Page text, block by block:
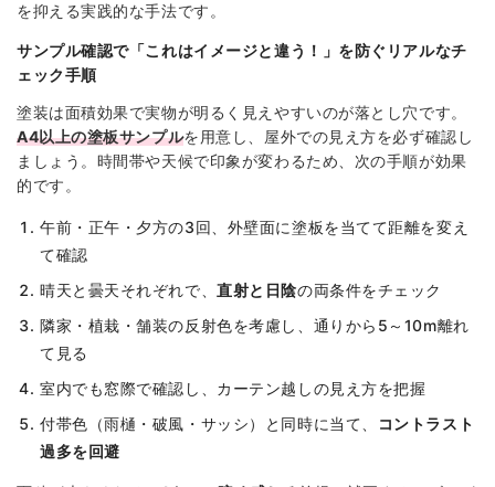
を抑える実践的な手法です。
サンプル確認で「これはイメージと違う！」を防ぐリアルなチ
ェック手順
塗装は面積効果で実物が明るく見えやすいのが落とし穴です。
A4以上の塗板サンプルを用意し、屋外での見え方を必ず確認し
ましょう。時間帯や天候で印象が変わるため、次の手順が効果
的です。
午前・正午・夕方の3回、外壁面に塗板を当てて距離を変え
て確認
晴天と曇天それぞれで、直射と日陰の両条件をチェック
隣家・植栽・舗装の反射色を考慮し、通りから5～10m離れ
て見る
室内でも窓際で確認し、カーテン越しの見え方を把握
付帯色（雨樋・破風・サッシ）と同時に当て、
コントラスト
過多を回避